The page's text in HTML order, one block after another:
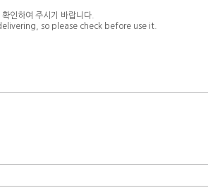
인하여 주시기 바랍니다.
so please check before use it.